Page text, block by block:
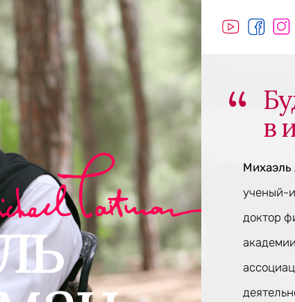
в
Михаэль
ученый-
доктор